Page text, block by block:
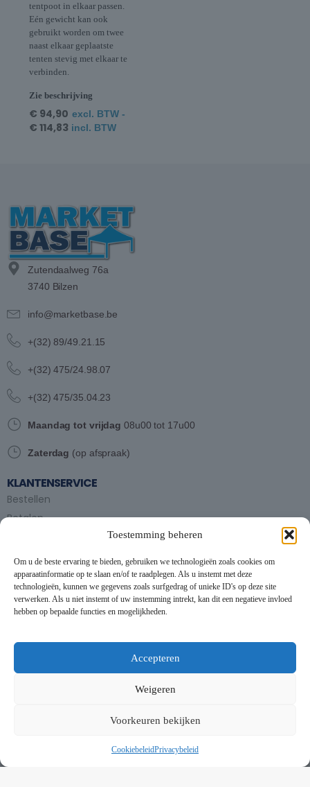
Toestemming beheren
Om u de beste ervaring te bieden, gebruiken we technologieën zoals cookies om
apparaatinformatie op te slaan en/of te raadplegen. Als u instemt met deze
technologieën, kunnen we gegevens zoals surfgedrag of unieke ID's op deze site
verwerken. Als u niet instemt of uw instemming intrekt, kan dit een negatieve invloed
hebben op bepaalde functies en mogelijkheden.
Accepteren
Weigeren
Voorkeuren bekijken
CookiebeleidPrivacybeleid
tentpoot in elkaar passen.
Eén gewicht kan ook
gebruikt worden om twee
naast elkaar geplaatste
tenten stevig met elkaar te
verbinden.
Zie beschrijving
€ 94,90 excl. BTW -
€ 114,83incl. BTW
Zutendaalweg 76a
3740 Bilzen
info@marketbase.be
+(32) 89/49.21.15
+(32) 475/24.98.07
+(32) 475/35.04.23
Maandag tot vrijdag 08u00 tot 17u00
Zaterdag (op afspraak)
KLANTENSERVICE
Bestellen
Betalen
Partytent huren
Handleiding partytenten
VOORWAARDEN
Algemene voorwaarden
Privacybeleid
Contact
Schrijf je in op onze nieuwsbrief en blijf op de hoogte van
This website uses cookies to improve your experience. By using
this website you agree to ourData Protection Policy